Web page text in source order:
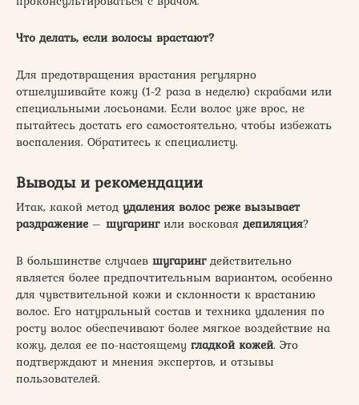
Что делать, если волосы врастают?
Для предотвращения врастания регулярно
отшелушивайте кожу (1-2 раза в неделю) скрабами или
специальными лосьонами. Если волос уже врос, не
пытайтесь достать его самостоятельно, чтобы избежать
воспаления. Обратитесь к специалисту.
Выводы и рекомендации
Итак, какой метод удаления волос реже вызывает
раздражение – шугарингили восковая депиляция?
В большинстве случаев шугарингдействительно
является более предпочтительным вариантом, особенно
для чувствительной кожи и склонности к врастанию
волос. Его натуральный состав и техника удаления по
росту волос обеспечивают более мягкое воздействие на
кожу, делая ее по-настоящему гладкой кожей. Это
подтверждают и мнения экспертов, и отзывы
пользователей.